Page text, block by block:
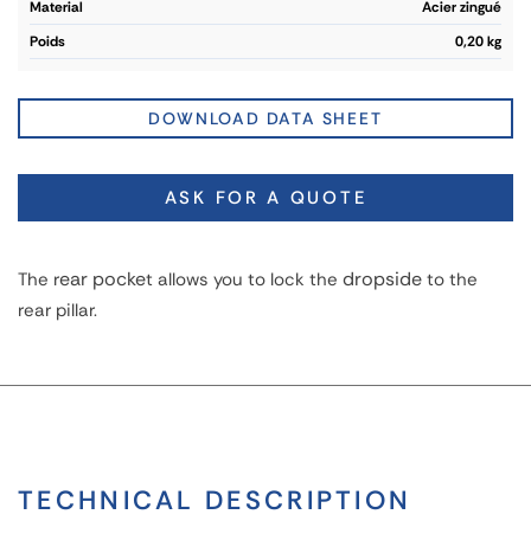
material
Acier zingué
poids
0,20 kg
DOWNLOAD DATA SHEET
ASK FOR A QUOTE
The rear pocket allows you to lock the dropside to the
rear pillar.
TECHNICAL DESCRIPTION